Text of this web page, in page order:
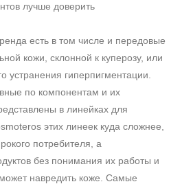
лучше доверить
есть в том числе и передовые
кожи, склонной к куперозу, или
устранения гиперпигментации.
по компонентам и их
в линейках для
этих линеек куда сложнее,
потребителя, а
без понимания их работы и
навредить коже. Самые
предложение о консультации
640-58-89
933-09-89